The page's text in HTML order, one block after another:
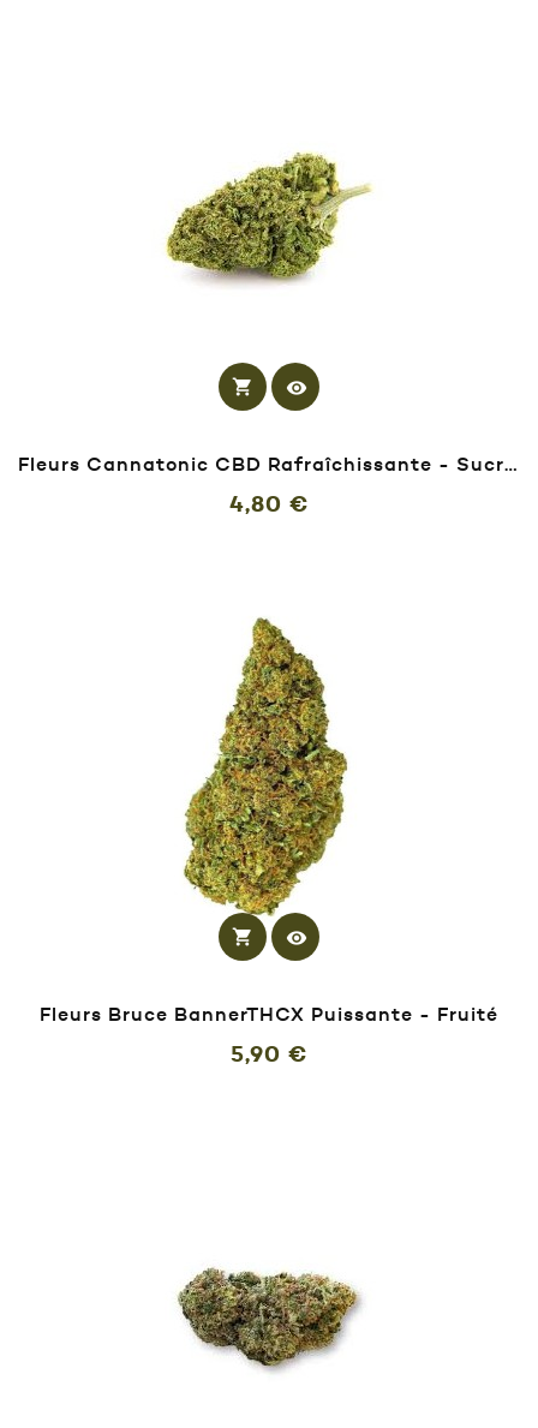
shopping_cart visibility
Fleurs Cannatonic CBD Rafraîchissante - Sucrée
4,80 €
shopping_cart visibility
Fleurs Bruce BannerTHCX Puissante - Fruité
5,90 €